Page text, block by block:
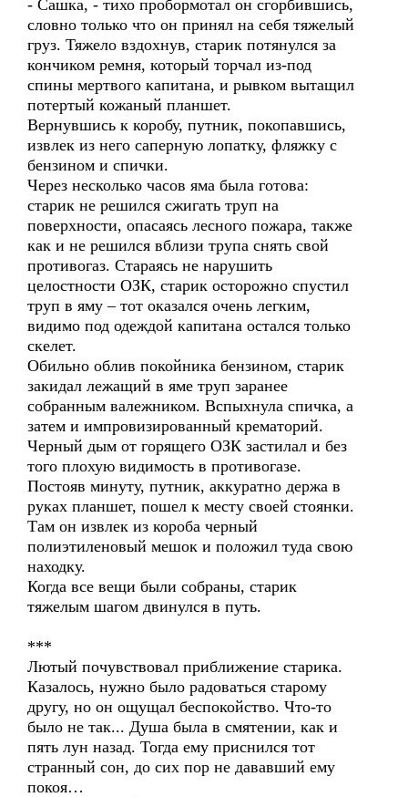
- Сашка, - тихо пробормотал он сгорбившись,
словно только что он принял на себя тяжелый
груз. Тяжело вздохнув, старик потянулся за
кончиком ремня, который торчал из-под
спины мертвого капитана, и рывком вытащил
потертый кожаный планшет.
Вернувшись к коробу, путник, покопавшись,
извлек из него саперную лопатку, фляжку с
бензином и спички.
Через несколько часов яма была готова:
старик не решился сжигать труп на
поверхности, опасаясь лесного пожара, также
как и не решился вблизи трупа снять свой
противогаз. Стараясь не нарушить
целостности ОЗК, старик осторожно спустил
труп в яму – тот оказался очень легким,
видимо под одеждой капитана остался только
скелет.
Обильно облив покойника бензином, старик
закидал лежащий в яме труп заранее
собранным валежником. Вспыхнула спичка, а
затем и импровизированный крематорий.
Черный дым от горящего ОЗК застилал и без
того плохую видимость в противогазе.
Постояв минуту, путник, аккуратно держа в
руках планшет, пошел к месту своей стоянки.
Там он извлек из короба черный
полиэтиленовый мешок и положил туда свою
находку.
Когда все вещи были собраны, старик
тяжелым шагом двинулся в путь.
***
Лютый почувствовал приближение старика.
Казалось, нужно было радоваться старому
другу, но он ощущал беспокойство. Что-то
было не так... Душа была в смятении, как и
пять лун назад. Тогда ему приснился тот
странный сон, до сих пор не дававший ему
покоя…